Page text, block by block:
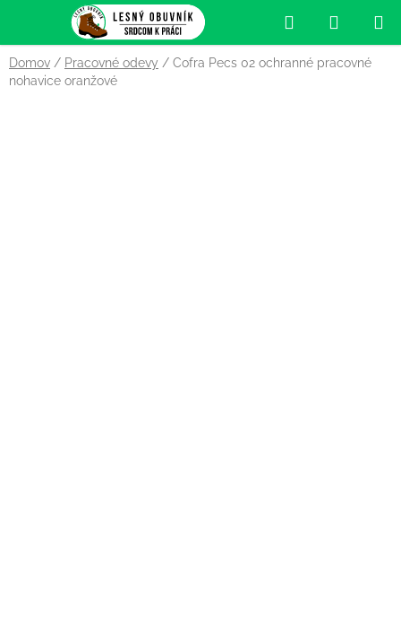
obsah
Hľadať
KOŠÍK
Domov / Pracovné odevy / Cofra Pecs 02 ochranné pracovné
nohavice oranžové